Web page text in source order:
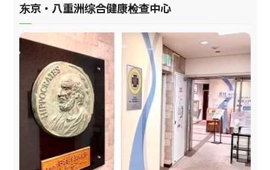
TOP
关于JMHC
面向国际患者
关于日本医疗
就诊流程
医疗项目检索
东京・八重洲综合健康检查中心